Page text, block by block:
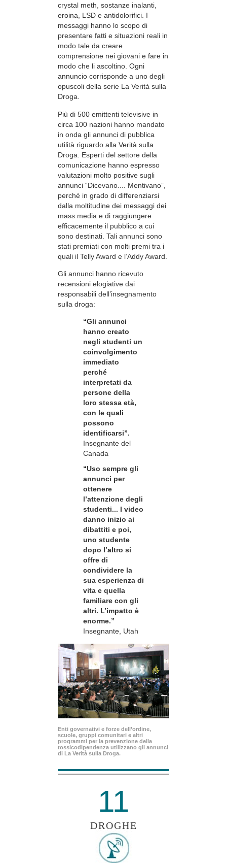
crystal meth, sostanze inalanti,
eroina, LSD e antidolorifici. I
messaggi hanno lo scopo di
presentare fatti e situazioni reali in
modo tale da creare
comprensione nei giovani e fare in
modo che li ascoltino. Ogni
annuncio corrisponde a uno degli
opuscoli della serie La Verità sulla
Droga.
Più di 500 emittenti televisive in
circa 100 nazioni hanno mandato
in onda gli annunci di pubblica
utilità riguardo alla Verità sulla
Droga. Esperti del settore della
comunicazione hanno espresso
valutazioni molto positive sugli
annunci “Dicevano.... Mentivano”,
perché in grado di differenziarsi
dalla moltitudine dei messaggi dei
mass media e di raggiungere
efficacemente il pubblico a cui
sono destinati. Tali annunci sono
stati premiati con molti premi tra i
quali il Telly Award e l’Addy Award.
Gli annunci hanno ricevuto
recensioni elogiative dai
responsabili dell’insegnamento
sulla droga:
“Gli annunci
hanno creato
negli studenti un
coinvolgimento
immediato
perché
interpretati da
persone della
loro stessa età,
con le quali
possono
identificarsi”.
Insegnante del
Canada
“Uso sempre gli
annunci per
ottenere
l’attenzione degli
studenti... I video
danno inizio ai
dibattiti e poi,
uno studente
dopo l’altro si
offre di
condividere la
sua esperienza di
vita e quella
familiare con gli
altri. L’impatto è
enorme.”
Insegnante, Utah
Enti governativi e forze dell’ordine,
scuole, gruppi comunitari e altri
programmi per la prevenzione della
tossicodipendenza utilizzano gli annunci
di La Verità sulla Droga.
11
DROGHE